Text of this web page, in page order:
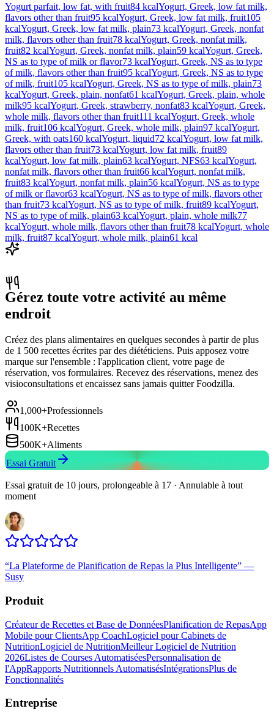
Yogurt parfait, low fat, with fruit84 kcalYogurt, Greek, low fat milk,
flavors other than fruit95 kcalYogurt, Greek, low fat milk, fruit105
kcalYogurt, Greek, low fat milk, plain73 kcalYogurt, Greek, nonfat
milk, flavors other than fruit78 kcalYogurt, Greek, nonfat milk,
fruit82 kcalYogurt, Greek, nonfat milk, plain59 kcalYogurt, Greek,
NS as to type of milk or flavor73 kcalYogurt, Greek, NS as to type
of milk, flavors other than fruit95 kcalYogurt, Greek, NS as to type
of milk, fruit105 kcalYogurt, Greek, NS as to type of milk, plain73
kcalYogurt, Greek, plain, nonfat61 kcalYogurt, Greek, plain, whole
milk95 kcalYogurt, Greek, strawberry, nonfat83 kcalYogurt, Greek,
whole milk, flavors other than fruit111 kcalYogurt, Greek, whole
milk, fruit106 kcalYogurt, Greek, whole milk, plain97 kcalYogurt,
Greek, with oats160 kcalYogurt, liquid72 kcalYogurt, low fat milk,
flavors other than fruit73 kcalYogurt, low fat milk, fruit89
kcalYogurt, low fat milk, plain63 kcalYogurt, NFS63 kcalYogurt,
nonfat milk, flavors other than fruit66 kcalYogurt, nonfat milk,
fruit83 kcalYogurt, nonfat milk, plain56 kcalYogurt, NS as to type
of milk or flavor63 kcalYogurt, NS as to type of milk, flavors other
than fruit73 kcalYogurt, NS as to type of milk, fruit89 kcalYogurt,
NS as to type of milk, plain63 kcalYogurt, plain, whole milk77
kcalYogurt, whole milk, flavors other than fruit78 kcalYogurt, whole
milk, fruit87 kcalYogurt, whole milk, plain61 kcal
Gérez toute votre activité au même
endroit
Créez des plans alimentaires en quelques secondes à partir de plus
de 1 500 recettes écrites par des diététiciens. Puis apposez votre
marque sur l'ensemble : l'application client, votre page de
réservation, vos formulaires. Recevez des réservations, menez des
visioconsultations et encaissez sans jamais quitter Foodzilla.
1,000+Professionnels
100K+Recettes
500K+Aliments
Essai Gratuit
Essai gratuit de 10 jours, prolongeable à 17 · Annulable à tout
moment
“La Plateforme de Planification de Repas la Plus Intelligente” —
Susy
Produit
Créateur de Recettes et Base de DonnéesPlanification de RepasApp
Mobile pour ClientsApp CoachLogiciel pour Cabinets de
NutritionLogiciel de NutritionMeilleur Logiciel de Nutrition
2026Listes de Courses AutomatiséesPersonnalisation de
l'AppRapports Nutritionnels AutomatisésIntégrationsPlus de
Fonctionnalités
Entreprise